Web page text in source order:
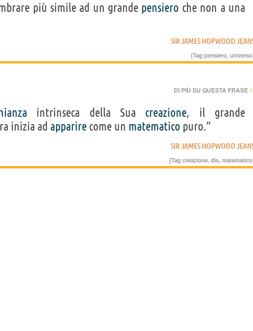
più simile ad un grande pensiero che non a una
SIR JAMES HOPWOOD
[Tag:pensiero,universo
DI PIÙ SU QUESTA FRASE
intrinseca della Sua creazione, il grande
inizia ad apparire come un matematico puro.”
SIR JAMES HOPWOOD
[Tag:creazione,dio,matematico